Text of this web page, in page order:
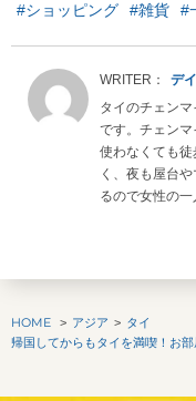
#ショッピング #雑貨 #
デ
タイのチェン
です。チェン
使わなくても
く、夜も屋台
るので女性の一
HOME アジア
タイ
帰国してからもタイを満喫！お